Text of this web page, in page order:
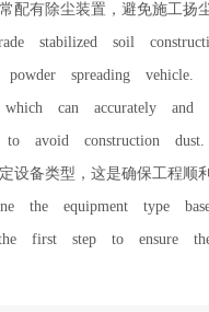
配有除尘装置，避免施工扬尘
stabilized soil
spreading
can accurately and
avoid construction dust.
备类型，这是确保工程顺
the equipment type
first step to ensure